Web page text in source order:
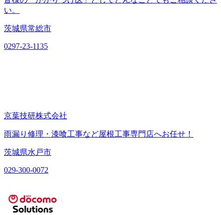
い。
茨城県常総市
0297-23-1135
京葉技研株式会社
雨漏り修理・漆喰工事など屋根工事専門店へお任せ！
茨城県水戸市
029-300-0072